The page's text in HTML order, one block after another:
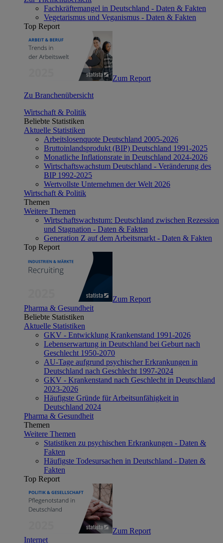
Fachkräftemangel in Deutschland - Daten & Fakten
Vegetarismus und Veganismus - Daten & Fakten
Top Report
Zum Report
Zu Branchenübersicht
Wirtschaft & Politik
Beliebte Statistiken
Aktuelle Statistiken
Arbeitslosenquote Deutschland 2005-2026
Bruttoinlandsprodukt (BIP) Deutschland 1991-2025
Monatliche Inflationsrate in Deutschland 2024-2026
Wirtschaftswachstum Deutschland - Veränderung des
BIP 1992-2025
Wertvollste Unternehmen der Welt 2026
Wirtschaft & Politik
Themen
Weitere Themen
Wirtschaftswachstum: Deutschland zwischen Rezession
und Stagnation - Daten & Fakten
Generation Z auf dem Arbeitsmarkt - Daten & Fakten
Top Report
Zum Report
Pharma & Gesundheit
Beliebte Statistiken
Aktuelle Statistiken
GKV - Entwicklung Krankenstand 1991-2026
Lebenserwartung in Deutschland bei Geburt nach
Geschlecht 1950-2070
AU-Tage aufgrund psychischer Erkrankungen in
Deutschland nach Geschlecht 1997-2024
GKV - Krankenstand nach Geschlecht in Deutschland
2023-2026
Häufigste Gründe für Arbeitsunfähigkeit in
Deutschland 2024
Pharma & Gesundheit
Themen
Weitere Themen
Statistiken zu psychischen Erkrankungen - Daten &
Fakten
Häufigste Todesursachen in Deutschland - Daten &
Fakten
Top Report
Zum Report
Internet